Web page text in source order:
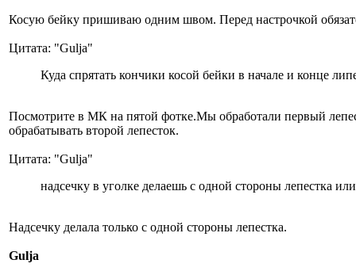
Косую бейку пришиваю одним швом. Перед настрочкой
Цитата: "Gulja"
Куда спрятать кончики косой бейки в начале и конце
Посмотрите в МК на пятой фотке.Мы обработали первый
обрабатывать второй лепесток.
Цитата: "Gulja"
надсечку в уголке делаешь с одной стороны лепестка
Надсечку делала только с одной стороны лепестка.
Gulja